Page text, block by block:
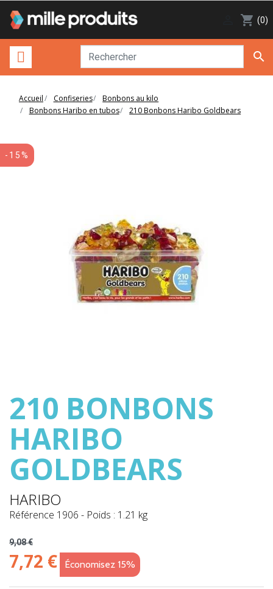
shopping_cart (0)

Accueil Confiseries
Bonbons au kilo
Bonbons Haribo en tubos
210 Bonbons Haribo Goldbears
-15%
210 BONBONS
HARIBO
GOLDBEARS
HARIBO
Référence 1906 - Poids : 1.21 kg
9,08 €
7,72 € Économisez 15%